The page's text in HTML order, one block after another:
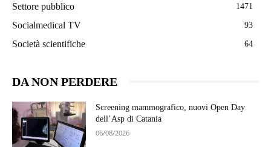
Settore pubblico 1471
Socialmedical TV 93
Società scientifiche 64
DA NON PERDERE
Screening mammografico, nuovi Open Day
dell’Asp di Catania
06/08/2026